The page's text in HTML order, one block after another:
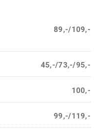
89,-/109,-
45,-/73,-/95,-
100,-
99,-/119,-